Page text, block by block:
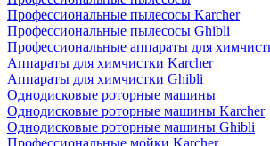
Профессиональные пылесосы Karcher
Профессиональные пылесосы Ghibli
Профессиональные аппараты для
Аппараты для химчистки Karcher
Аппараты для химчистки Ghibli
Однодисковые роторные машины
Однодисковые роторные машины Karcher
Однодисковые роторные машины Ghibli
Профессиональные мойки Karcher